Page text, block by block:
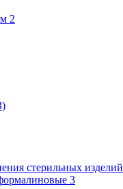
2
стерильных изделий
3